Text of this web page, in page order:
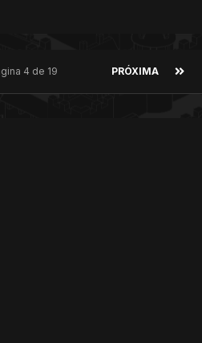
PRÓXIMA
4 de 19